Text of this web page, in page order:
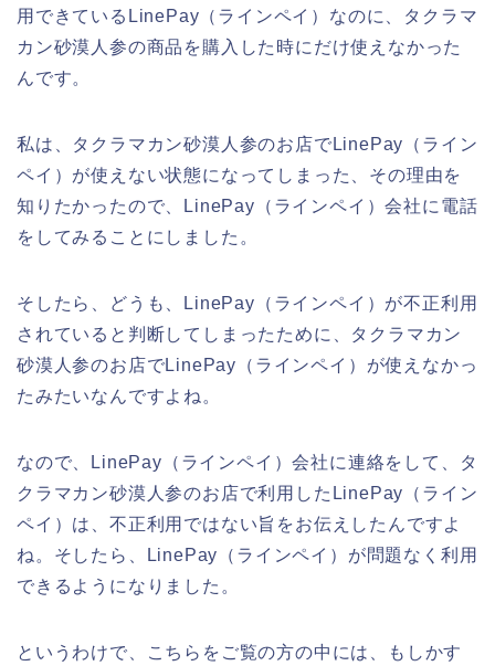
用できているLinePay（ラインペイ）なのに、タクラマ
カン砂漠人参の商品を購入した時にだけ使えなかった
んです。
私は、タクラマカン砂漠人参のお店でLinePay（ライン
ペイ）が使えない状態になってしまった、その理由を
知りたかったので、LinePay（ラインペイ）会社に電話
をしてみることにしました。
そしたら、どうも、LinePay（ラインペイ）が不正利用
されていると判断してしまったために、タクラマカン
砂漠人参のお店でLinePay（ラインペイ）が使えなかっ
たみたいなんですよね。
なので、LinePay（ラインペイ）会社に連絡をして、タ
クラマカン砂漠人参のお店で利用したLinePay（ライン
ペイ）は、不正利用ではない旨をお伝えしたんですよ
ね。そしたら、LinePay（ラインペイ）が問題なく利用
できるようになりました。
というわけで、こちらをご覧の方の中には、もしかす